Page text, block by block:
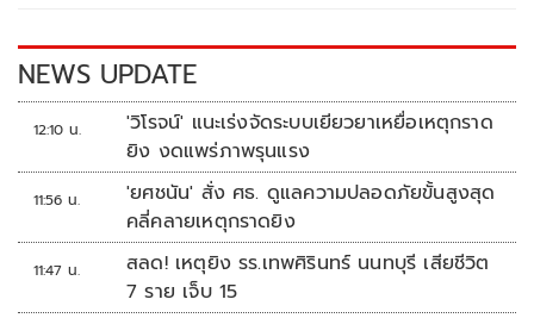
k k
NEWS UPDATE
12:10 น.
'วิโรจน์' แนะเร่งจัดระบบเยียวยาเหยื่อเหตุกราด
ยิง งดแพร่ภาพรุนแรง
11:56 น.
'ยศชนัน' สั่ง ศธ. ดูแลความปลอดภัยขั้นสูงสุด
คลี่คลายเหตุกราดยิง
11:47 น.
สลด! เหตุยิง รร.เทพศิรินทร์ นนทบุรี เสียชีวิต
7 ราย เจ็บ 15